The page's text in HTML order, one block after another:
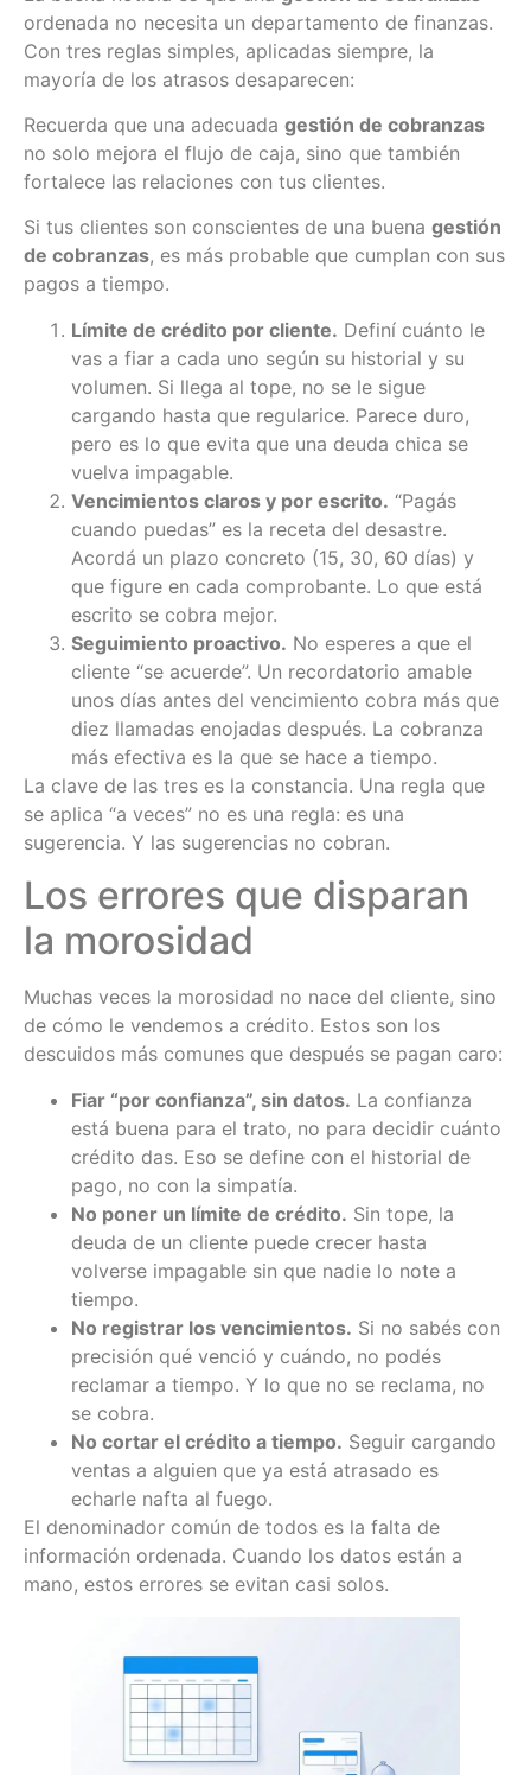
ordenada no necesita un departamento de finanzas.
Con tres reglas simples, aplicadas siempre, la
mayoría de los atrasos desaparecen:
Recuerda que una adecuada gestión de cobranzas
no solo mejora el flujo de caja, sino que también
fortalece las relaciones con tus clientes.
Si tus clientes son conscientes de una buena gestión
de cobranzas, es más probable que cumplan con sus
pagos a tiempo.
Límite de crédito por cliente. Definí cuánto le
vas a fiar a cada uno según su historial y su
volumen. Si llega al tope, no se le sigue
cargando hasta que regularice. Parece duro,
pero es lo que evita que una deuda chica se
vuelva impagable.
Vencimientos claros y por escrito. “Pagás
cuando puedas” es la receta del desastre.
Acordá un plazo concreto (15, 30, 60 días) y
que figure en cada comprobante. Lo que está
escrito se cobra mejor.
Seguimiento proactivo. No esperes a que el
cliente “se acuerde”. Un recordatorio amable
unos días antes del vencimiento cobra más que
diez llamadas enojadas después. La cobranza
más efectiva es la que se hace a tiempo.
La clave de las tres es la constancia. Una regla que
se aplica “a veces” no es una regla: es una
sugerencia. Y las sugerencias no cobran.
Los errores que disparan
la morosidad
Muchas veces la morosidad no nace del cliente, sino
de cómo le vendemos a crédito. Estos son los
descuidos más comunes que después se pagan caro:
Fiar “por confianza”, sin datos. La confianza
está buena para el trato, no para decidir cuánto
crédito das. Eso se define con el historial de
pago, no con la simpatía.
No poner un límite de crédito. Sin tope, la
deuda de un cliente puede crecer hasta
volverse impagable sin que nadie lo note a
tiempo.
No registrar los vencimientos. Si no sabés con
precisión qué venció y cuándo, no podés
reclamar a tiempo. Y lo que no se reclama, no
se cobra.
No cortar el crédito a tiempo. Seguir cargando
ventas a alguien que ya está atrasado es
echarle nafta al fuego.
El denominador común de todos es la falta de
información ordenada. Cuando los datos están a
mano, estos errores se evitan casi solos.